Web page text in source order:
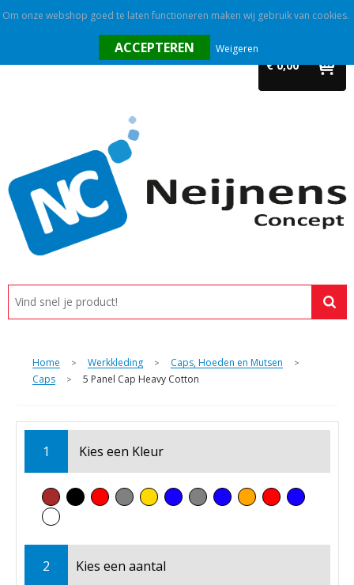
€ 0,00
Promotietextiel
Tassen
Alle categorieën
Custom made
Home > Werkkleding > Caps, Hoeden en Mutsen >
Caps > 5 Panel Cap Heavy Cotton
1 Kies een Kleur
2 Kies een aantal
Om onze webshop goed te laten functioneren maken wij gebruik van cookies.
Weigeren